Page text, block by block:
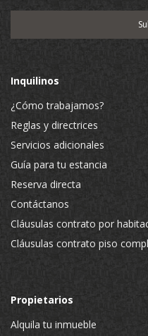
Inquilinos
¿Cómo trabajamos?
Reglas y directrices
Servicios adicionales
Guía para tu estancia
Reserva directa
Contáctanos
Cláusulas contrato por
Cláusulas contrato piso
Propietarios
Alquila tu inmueble